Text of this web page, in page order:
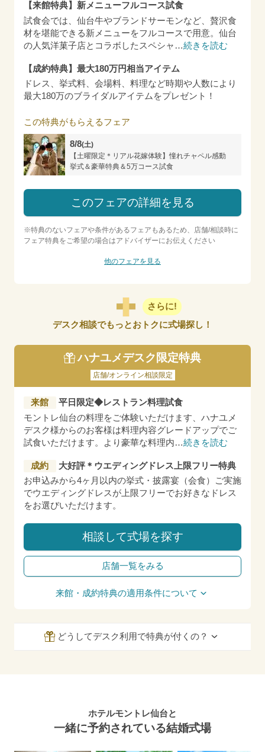
【来館特典】新メニューフルコース試食
試食会では、仙台牛やブランドサーモンなど、贅沢食
材を堪能できる新メニューをフルコースで用意。仙台
の人気洋菓子店とコラボしたスペシャ …続きを読む
【成約特典】最大180万円相当アイテム
ドレス、挙式料、会場料、料理など時期や人数により
最大180万のブライダルアイテムをプレゼント！
この特典がもらえるフェア
8/8(土)
【土曜限定＊リアル花嫁体験】憧れチャペル感動
挙式＆豪華特典＆5万コース試食
このフェアの詳細を見る
※特典のないフェアや条件があるフェアもあるため、店舗/相談時に
フェア特典をご希望の場合はアドバイザーにお伝えください
他のフェアを見る
さらに!
デスク相談でもっとおトクに式場探し！
ハナユメデスク限定特典
店舗/オンライン相談限定
来館
平日限定◆レストラン料理試食
モントレ仙台の料理をご体験いただけます、ハナユメ
デスク様からのお客様は料理内容グレードアップでご
試食いただけます。より豪華な料理内…続きを読む
成約
大好評＊ウエディングドレス上限フリー特典
お申込みから4ヶ月以内の挙式・披露宴（会食）ご実施
でウエディングドレスが上限フリーでお好きなドレス
をお選びいただけます。
相談して式場を探す
店舗一覧をみる
来館・成約特典の適用条件について
どうしてデスク利用で特典が付くの？
ホテルモントレ仙台と
一緒に予約されている結婚式場